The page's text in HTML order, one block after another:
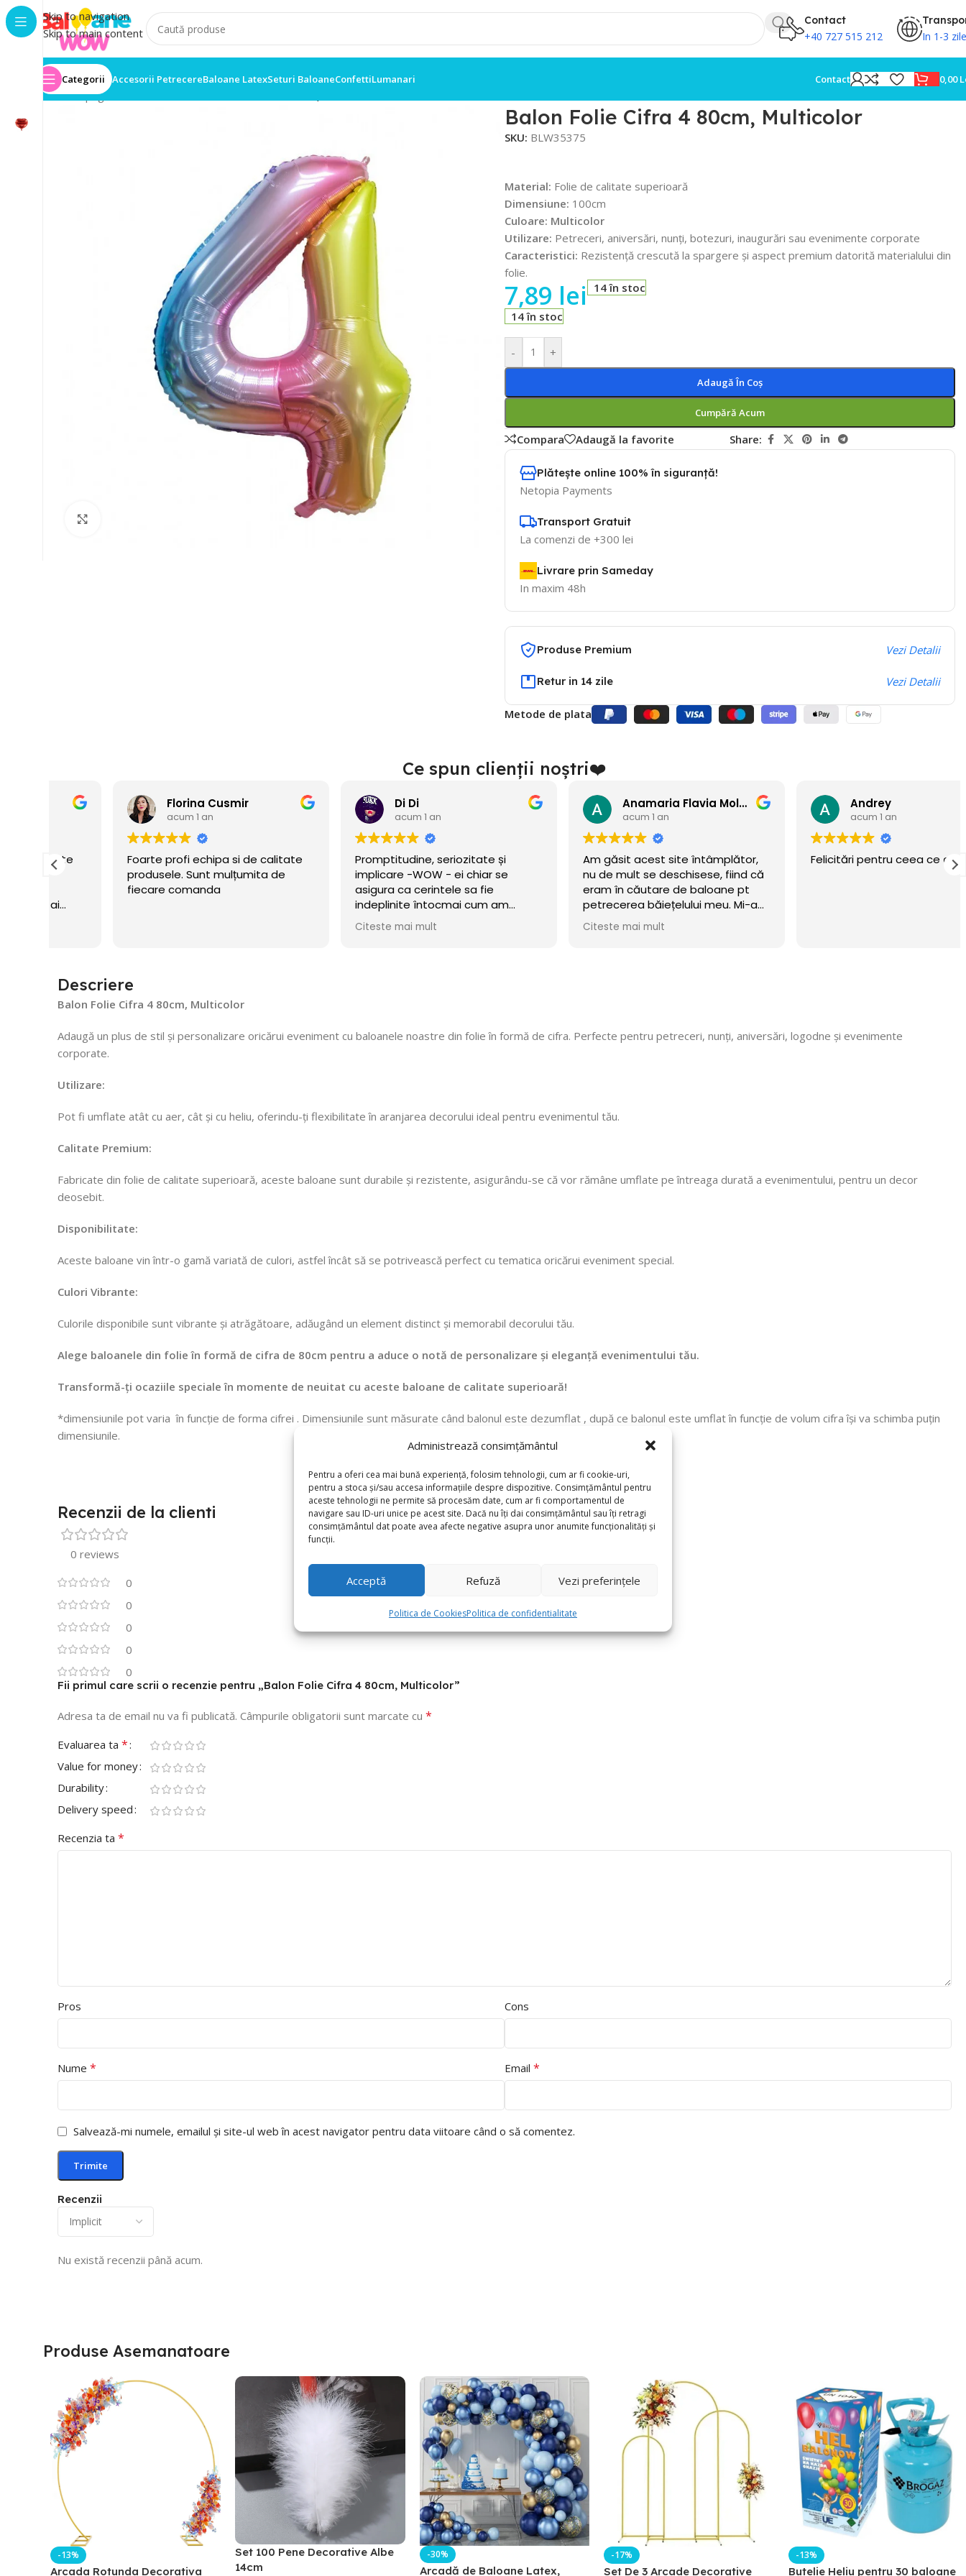
Administrează consimțământul
Pentru a oferi cea mai bună experiență, folosim tehnologii, cum ar fi cookie-uri,
pentru a stoca și/sau accesa informațiile despre dispozitive. Consimțământul pentru
aceste tehnologii ne permite să procesăm date, cum ar fi comportamentul de
navigare sau ID-uri unice pe acest site. Dacă nu îți dai consimțământul sau îți retragi
consimțământul dat poate avea afecte negative asupra unor anumite funcționalități și
funcții.
Acceptă Refuză Vezi preferințele
Politica de CookiesPolitica de confidentialitate
Skip to navigation
Skip to main content
Contact
+40 727 515 212 In 1-3 zile
Categorii Accesorii PetrecereBaloane LatexSeturi BaloaneConfettiLumanari Contact 0,00
Prima pagină
Balon Folie Cifra 4 80cm, Multicolor
SKU: BLW35375
Material: Folie de calitate superioară
Dimensiune: 100cm
Culoare: Multicolor
Utilizare: Petreceri, aniversări, nunți, botezuri, inaugurări sau evenimente corporate
Caracteristici: Rezistență crescută la spargere și aspect premium datorită materialului din
folie.
7,89 lei
14 în stoc
14 în stoc
- +
Adaugă În Coș
Cumpără Acum
Compara Adaugă la favorite Share:
Plătește online 100% în siguranță!
Netopia Payments
Transport Gratuit
La comenzi de +300 lei
Livrare prin Sameday
In maxim 48h
Produse Premium Vezi Detalii
Retur in 14 zile Vezi Detalii
Metode de plata
Ce spun clienții noștri❤️
Florina Cusmir
acum 1 an
Foarte profi echipa si de calitate
produsele. Sunt mulțumita de
fiecare comanda
Di Di
acum 1 an
Promptitudine, seriozitate și
implicare -WOW - ei chiar se
asigura ca cerintele sa fie
indeplinite întocmai cum am
Citeste mai mult
Anamaria Flavia Moldovan
acum 1 an
Am găsit acest site întâmplător,
nu de mult se deschisese, fiind că
eram în căutare de baloane pt
petrecerea băiețelului meu. Mi-am
incercat norocul și a meritat.
Baloanele sunt chiar wow 🏆
Citeste mai mult
Andrey
acum 1 an
Felicitări pentru ceea ce creați!!!
Descriere
Balon Folie Cifra 4 80cm, Multicolor
Adaugă un plus de stil și personalizare oricărui eveniment cu baloanele noastre din folie în formă de cifra. Perfecte pentru petreceri, nunți, aniversări, logodne și evenimente
corporate.
Utilizare:
Pot fi umflate atât cu aer, cât și cu heliu, oferindu-ți flexibilitate în aranjarea decorului ideal pentru evenimentul tău.
Calitate Premium:
Fabricate din folie de calitate superioară, aceste baloane sunt durabile și rezistente, asigurându-se că vor rămâne umflate pe întreaga durată a evenimentului, pentru un decor
deosebit.
Disponibilitate:
Aceste baloane vin într-o gamă variată de culori, astfel încât să se potrivească perfect cu tematica oricărui eveniment special.
Culori Vibrante:
Culorile disponibile sunt vibrante și atrăgătoare, adăugând un element distinct și memorabil decorului tău.
Alege baloanele din folie în formă de cifra de 80cm pentru a aduce o notă de personalizare și eleganță evenimentului tău.
Transformă-ți ocaziile speciale în momente de neuitat cu aceste baloane de calitate superioară!
*dimensiunile pot varia în funcție de forma cifrei . Dimensiunile sunt măsurate când balonul este dezumflat , după ce balonul este umflat în funcție de volum cifra își va schimba puțin
dimensiunile.
Recenzii de la clienti
0 reviews
0
0
0
0
0
Recenzii
Nu există recenzii până acum.
Fii primul care scrii o recenzie pentru „Balon Folie Cifra 4 80cm, Multicolor”
Adresa ta de email nu va fi publicată. Câmpurile obligatorii sunt marcate cu *
Evaluarea ta *
Value for money
Durability
Delivery speed
Recenzia ta *
Pros Cons
Nume * Email *
Salvează-mi numele, emailul și site-ul web în acest navigator pentru data viitoare când o să comentez.
Produse Asemanatoare
-13%
Arcada Rotunda Decorativa
Set 100 Pene Decorative Albe
14cm
-30%
Arcadă de Baloane Latex,
-17%
Set De 3 Arcade Decorative
-13%
Butelie Heliu pentru 30 baloane